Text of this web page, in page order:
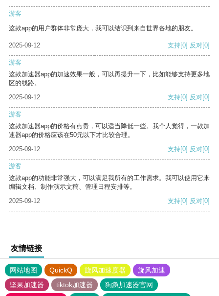
游客
这款app的用户群体非常庞大，我可以结识到来自世界各地的朋友。
2025-09-12 支持[0] 反对[0]
游客
这款加速器app的加速效果一般，可以再提升一下，比如能够支持更多地
区的线路。
2025-09-12
支持[0] 反对[0]
游客
这款加速器app的价格有点贵，可以适当降低一些。我个人觉得，一款加
速器app的价格应该在50元以下才比较合理。
2025-09-12
支持[0] 反对[0]
游客
这款app的功能非常强大，可以满足我所有的工作需求。我可以使用它来
编辑文档、制作演示文稿、管理日程安排等。
2025-09-12
支持[0] 反对[0]
友情链接
网站地图 QuickQ 旋风加速度器
旋风加速
坚果加速器
tiktok加速器
狗急加速器官网